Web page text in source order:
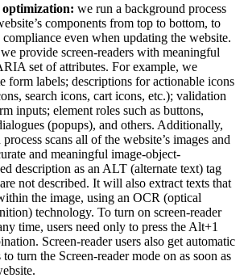
optimization: we run a background process
components from top to bottom, to
even when updating the website.
provide screen-readers with meaningful
set of attributes. For example, we
form labels; descriptions for actionable icons
search icons, cart icons, etc.); validation
inputs; element roles such as buttons,
(popups), and others. Additionally,
scans all of the website’s images and
and meaningful image-object-
description as an ALT (alternate text) tag
not described. It will also extract texts that
the image, using an OCR (optical
technology. To turn on screen-reader
time, users need only to press the Alt+1
Screen-reader users also get automatic
turn the Screen-reader mode on as soon as